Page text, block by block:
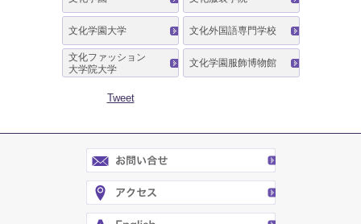
文化学園大学 文化外国語専門学校
文化ファッション
大学院大学
文化学園服飾博物館
Tweet